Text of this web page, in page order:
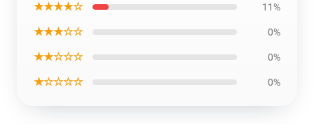
★★★★☆ 11%
★★★☆☆ 0%
★★☆☆☆ 0%
★☆☆☆☆ 0%